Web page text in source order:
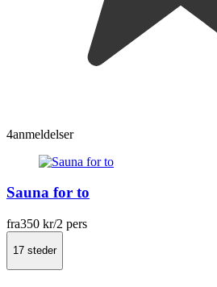
4anmeldelser
Sauna for to
fra350 kr/2 pers
17 steder